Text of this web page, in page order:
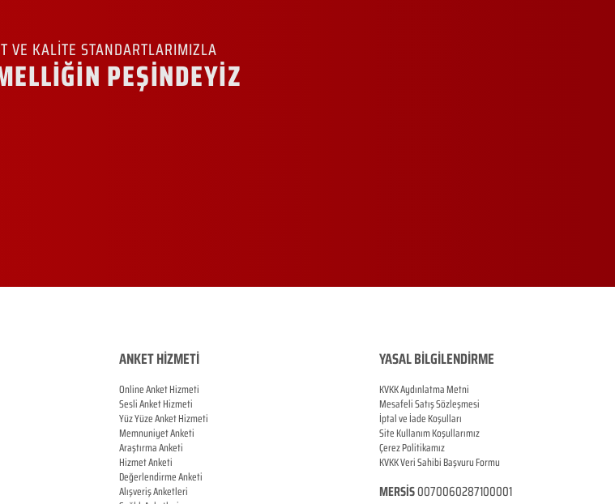
VE KALİTE STANDARTLARIMIZLA
PEŞİNDEYİZ
ANKET HİZMETİ
Online Anket Hizmeti
Sesli Anket Hizmeti
Yüz Yüze Anket Hizmeti
Memnuniyet Anketi
Araştırma Anketi
Hizmet Anketi
Değerlendirme Anketi
Alışveriş Anketleri
YASAL BİLGİLENDİRME
KVKK Aydınlatma Metni
Mesafeli Satış Sözleşmesi
İptal ve İade Koşulları
Site Kullanım Koşullarımız
Çerez Politikamız
KVKK Veri Sahibi Başvuru Formu
MERSİS0070060287100001